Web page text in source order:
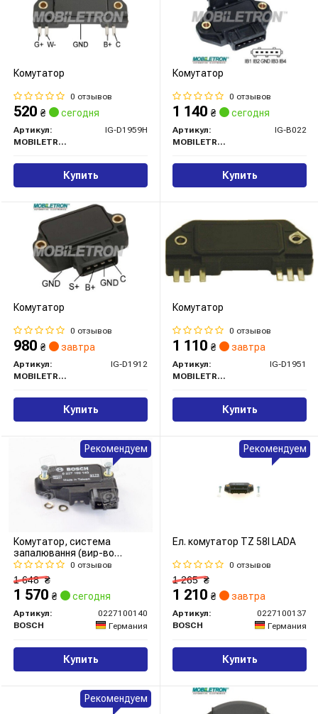
Комутатор
0 отзывов
520 ₴ сегодня
Артикул:
IG-D1959H
MOBILETRON
Купить
Комутатор
0 отзывов
1 140 ₴ сегодня
Артикул:
IG-B022
MOBILETRON
Купить
Комутатор
0 отзывов
980 ₴ завтра
Артикул:
IG-D1912
MOBILETRON
Купить
Комутатор
0 отзывов
1 110 ₴ завтра
Артикул:
IG-D1951
MOBILETRON
Купить
Комутатор, система
запалювання (вир-во
Bosch)
0 отзывов
1 648₴
1 570 ₴ сегодня
Артикул:
0227100140
BOSCH
Германия
Купить
Рекомендуем
Ел. комутатор TZ 58I LADA
0 отзывов
1 265₴
1 210 ₴ завтра
Артикул:
0227100137
BOSCH
Германия
Купить
Рекомендуем
Рекомендуем